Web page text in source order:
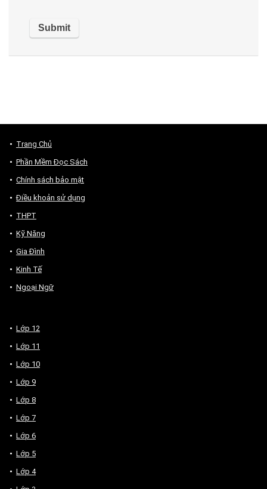
Trang Chủ
Phần Mềm Đọc Sách
Chính sách bảo mật
Điều khoản sử dụng
THPT
Kỹ Năng
Gia Đình
Kinh Tế
Ngoại Ngữ
Lớp 12
Lớp 11
Lớp 10
Lớp 9
Lớp 8
Lớp 7
Lớp 6
Lớp 5
Lớp 4